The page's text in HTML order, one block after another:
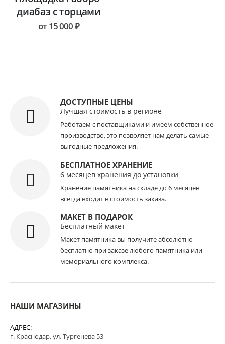
диабаз с торцами
от15 000₽
ДОСТУПНЫЕ ЦЕНЫ
Лучшая стоимость в регионе
Работаем с поставщиками и имеем собственное
производство, это позволяет нам делать самые
выгодные предложения.
БЕСПЛАТНОЕ ХРАНЕНИЕ
6 месяцев хранения до установки
Хранение памятника на складе до 6 месяцев
всегда входит в стоимость заказа.
МАКЕТ В ПОДАРОК
Бесплатный макет
Макет памятника вы получите абсолютно
бесплатно при заказе любого памятника или
мемориального комплекса.
НАШИ МАГАЗИНЫ
АДРЕС:
г. Краснодар, ул. Тургенева 53